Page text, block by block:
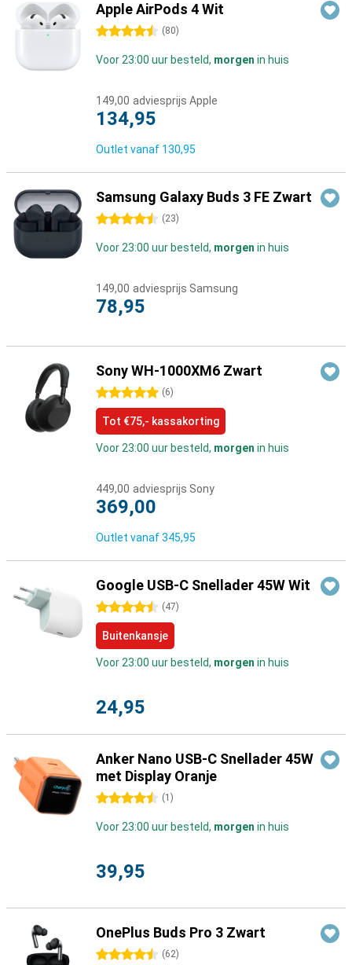
Apple AirPods 4 Wit
4.5 sterren (80)
Voor 23:00 uur besteld, morgen in huis
149,00 adviesprijs Apple
134,95
Outlet vanaf 130,95
Samsung Galaxy Buds 3 FE Zwart
4.5 sterren (23)
Voor 23:00 uur besteld, morgen in huis
149,00 adviesprijs Samsung
78,95
Sony WH-1000XM6 Zwart
5 sterren (6)
Tot €75,- kassakorting
Voor 23:00 uur besteld, morgen in huis
449,00 adviesprijs Sony
369,00
Outlet vanaf345,95
Google USB-C Snellader 45W Wit
4.5 sterren (47)
Buitenkansje
Voor 23:00 uur besteld, morgen in huis
24,95
Anker Nano USB-C Snellader 45W
met Display Oranje
4.5 sterren (1 )
Voor 23:00 uur besteld, morgen in huis
39,95
OnePlus Buds Pro 3 Zwart
4.5 sterren (62)